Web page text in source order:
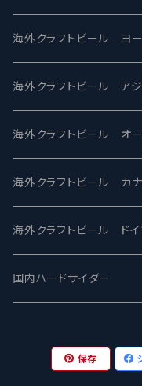
バテレ -VERTERE
2nd Story Ale Works -セ
ビアへるん - Beer
忽布古丹醸造 - HOP
ワイマーケットブルー
志賀高原ビール -
箕面ビール - MINOH
Modern Times モダン
Maui マウイ
Toppling Goliath トップ
Fair State フェアステイ
Lagunitas ラグニタス
FirestoneWalker ファイ
Mikkeller ミッケラー
海外クラフトビール ヨ
UnBarred -アンバード
SAIREN /サイレン
ワイルドチャイルド -
BrewDog Brewery - ブリ
The Flying Inn / ザ フラ
Lambiek Fabriek - ファ
海外クラフトビール ア
gweilo-鬼佬 グウァイロ
Heart Of Darkness - ハ
Carbon brews -カーボ
TAIHU - タイフー
Behemoth - ベヒーモス
海外クラフトビール オー
ROCKY RIDGE - ロッキー
BODRIGGY BREWING
CO-CONSPIRATORS
Deep Creek Brewing
海外クラフトビール カ
Jackie O's ジャッキーオ
Westbrook ウェストブ
Strathcona ストラス
海外クラフトビール ドイ
Karmeliten カーメリテン
Früh フリュー
国内ハードサイダー
保存